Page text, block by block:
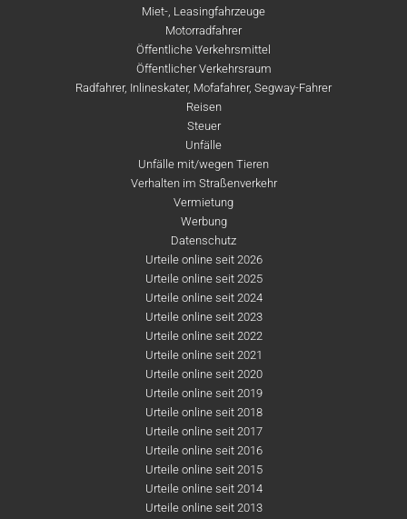
Miet-, Leasingfahrzeuge
Motorradfahrer
Öffentliche Verkehrsmittel
Öffentlicher Verkehrsraum
Radfahrer, Inlineskater, Mofafahrer, Segway-Fahrer
Reisen
Steuer
Unfälle
Unfälle mit/wegen Tieren
Verhalten im Straßenverkehr
Vermietung
Werbung
Datenschutz
Urteile online seit 2026
Urteile online seit 2025
Urteile online seit 2024
Urteile online seit 2023
Urteile online seit 2022
Urteile online seit 2021
Urteile online seit 2020
Urteile online seit 2019
Urteile online seit 2018
Urteile online seit 2017
Urteile online seit 2016
Urteile online seit 2015
Urteile online seit 2014
Urteile online seit 2013